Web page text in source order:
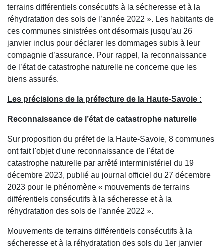
terrains différentiels consécutifs à la sécheresse et à la
réhydratation des sols de l’année 2022 ». Les habitants de
ces communes sinistrées ont désormais jusqu’au 26
janvier inclus pour déclarer les dommages subis à leur
compagnie d’assurance. Pour rappel, la reconnaissance
de l’état de catastrophe naturelle ne concerne que les
biens assurés.
Les précisions de la préfecture de la Haute-Savoie :
Reconnaissance de l’état de catastrophe naturelle
Sur proposition du préfet de la Haute-Savoie, 8 communes
ont fait l'objet d'une reconnaissance de l'état de
catastrophe naturelle par arrêté interministériel du 19
décembre 2023, publié au journal officiel du 27 décembre
2023 pour le phénomène « mouvements de terrains
différentiels consécutifs à la sécheresse et à la
réhydratation des sols de l’année 2022 ».
Mouvements de terrains différentiels consécutifs à la
sécheresse et à la réhydratation des sols du 1er janvier